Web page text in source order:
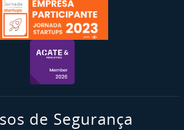
de Segurança